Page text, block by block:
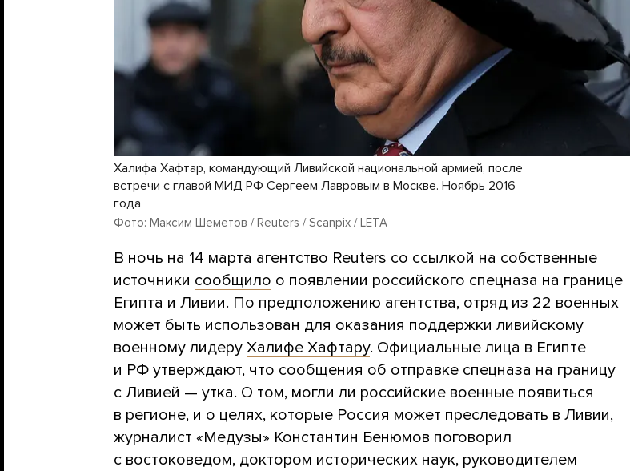
Халифа Хафтар, командующий Ливийской национальной армией, после
встречи с главой МИД РФ Сергеем Лавровым в Москве. Ноябрь 2016
года
Фото: Максим Шеметов / Reuters / Scanpix / LETA
В ночь на 14 марта агентство Reuters со ссылкой на собственные
источники сообщило о появлении российского спецназа на границе
Египта и Ливии. По предположению агентства, отряд из 22 военных
может быть использован для оказания поддержки ливийскому
военному лидеру Халифе Хафтару. Официальные лица в Египте
и РФ утверждают, что сообщения об отправке спецназа на границу
с Ливией — утка. О том, могли ли российские военные появиться
в регионе, и о целях, которые Россия может преследовать в Ливии,
журналист «Медузы» Константин Бенюмов поговорил
с востоковедом, доктором исторических наук, руководителем